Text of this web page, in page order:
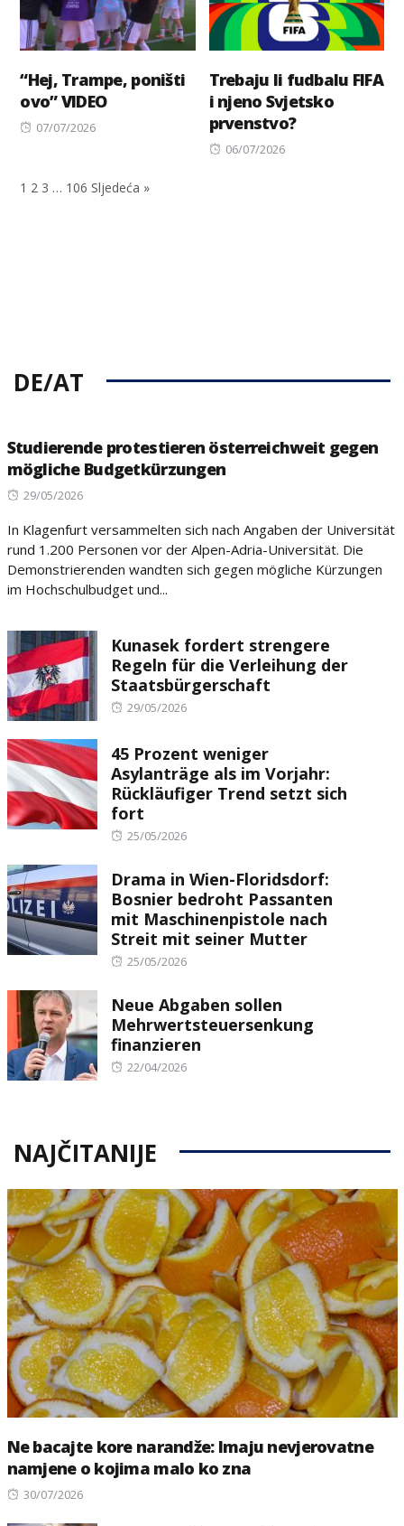
“Hej, Trampe, poništi
ovo” VIDEO
Posted
07/07/2026
Trebaju li fudbalu FIFA
i njeno Svjetsko
prvenstvo?
Posted
06/07/2026
1 2 3 … 106 Sljedeća »
DE/AT
Studierende protestieren österreichweit gegen
mögliche Budgetkürzungen
Posted
29/05/2026
In Klagenfurt versammelten sich nach Angaben der Universität
rund 1.200 Personen vor der Alpen-Adria-Universität. Die
Demonstrierenden wandten sich gegen mögliche Kürzungen
im Hochschulbudget und...
Kunasek fordert strengere
Regeln für die Verleihung der
Staatsbürgerschaft
Posted
29/05/2026
45 Prozent weniger
Asylanträge als im Vorjahr:
Rückläufiger Trend setzt sich
fort
Posted
25/05/2026
Drama in Wien-Floridsdorf:
Bosnier bedroht Passanten
mit Maschinenpistole nach
Streit mit seiner Mutter
Posted
25/05/2026
Neue Abgaben sollen
Mehrwertsteuersenkung
finanzieren
Posted
22/04/2026
NAJČITANIJE
Ne bacajte kore narandže: Imaju nevjerovatne
namjene o kojima malo ko zna
Posted
30/07/2026